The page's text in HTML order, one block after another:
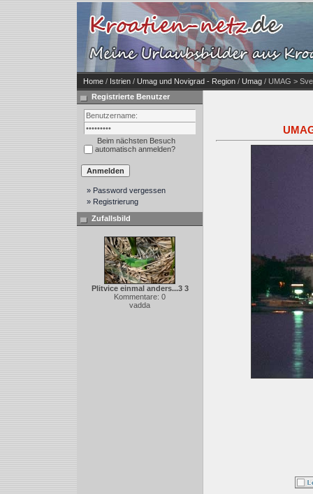
Home / Istrien / Umag und Novigrad - Region / Umag / UMAG >
Registrierte Benutzer
Beim nächsten Besuch
automatisch anmelden?
» Password vergessen
» Registrierung
Zufallsbild
Plitvice einmal anders...3 3
Kommentare: 0
vadda